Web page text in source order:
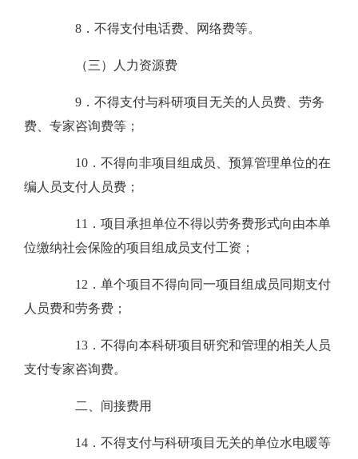
8．不得支付电话费、网络费等。
（三）人力资源费
9．不得支付与科研项目无关的人员费、劳务
费、专家咨询费等；
10．不得向非项目组成员、预算管理单位的在
编人员支付人员费；
11．项目承担单位不得以劳务费形式向由本单
位缴纳社会保险的项目组成员支付工资；
12．单个项目不得向同一项目组成员同期支付
人员费和劳务费；
13．不得向本科研项目研究和管理的相关人员
支付专家咨询费。
二、间接费用
14．不得支付与科研项目无关的单位水电暖等